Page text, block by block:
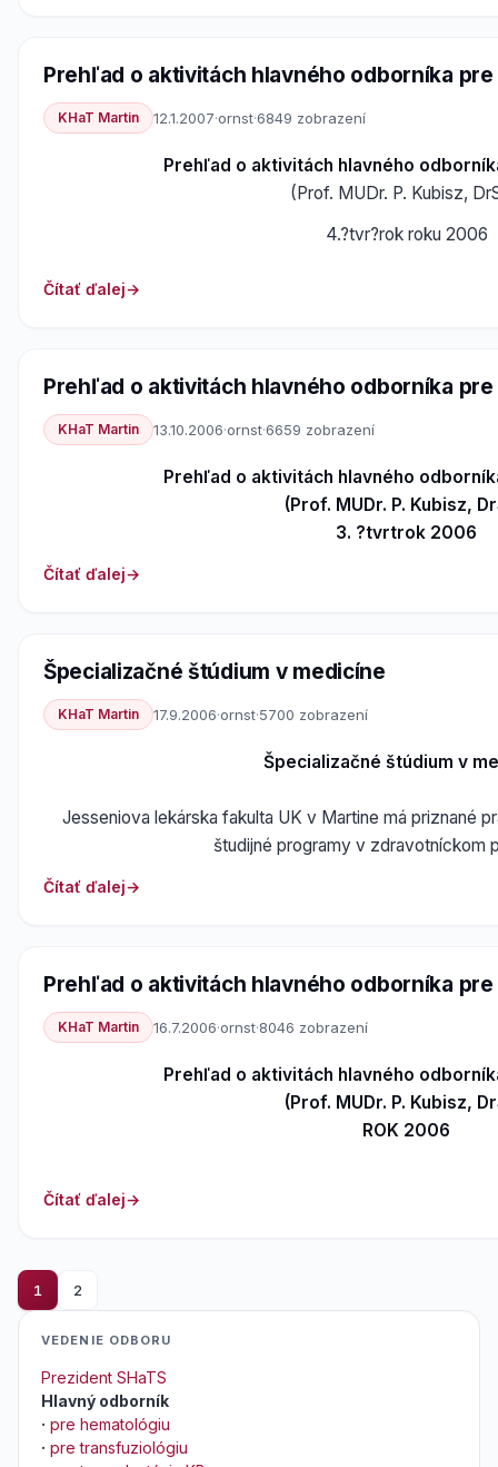
Prehľad o aktivitách hlavného odborníka
KHaT Martin 12.1.2007·ornst·6849 zobrazení
Prehľad o aktivitách hlavného
(Prof. MUDr. P. Kubisz,
4.?tvr?rok roku 2006
Čítať ďalej
Prehľad o aktivitách hlavného odborníka
KHaT Martin 13.10.2006·ornst·6659 zobrazení
Prehľad o aktivitách hlavného
(Prof. MUDr. P. Kubisz,
3. ?tvrtrok 2006
Čítať ďalej
Špecializačné štúdium v medicíne
KHaT Martin 17.9.2006·ornst·5700 zobrazení
Špecializačné štúdium v
Jesseniova lekárska fakulta UK v Martine má priznané
študijné programy v zdravotníckom
Čítať ďalej
Prehľad o aktivitách hlavného odborníka
KHaT Martin 16.7.2006·ornst·8046 zobrazení
Prehľad o aktivitách hlavného
(Prof. MUDr. P. Kubisz,
ROK 2006
Čítať ďalej
1 2
VEDENIE ODBORU
Prezident SHaTS
Hlavný odborník
· pre hematológiu
· pre transfuziológiu